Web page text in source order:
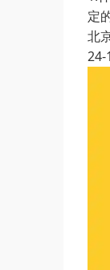
定
北
24-